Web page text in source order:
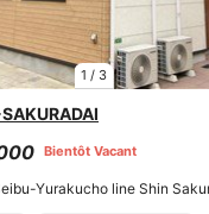
1 / 3
Bientôt Vacant
Yurakucho line Shin